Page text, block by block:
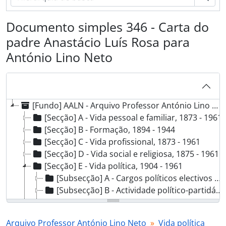
Documento simples 346 - Carta do
padre Anastácio Luís Rosa para
António Lino Neto
[Fundo] AALN - Arquivo Professor António Lino Neto, 1873 - 1961
[Secção] A - Vida pessoal e familiar, 1873 - 1961
[Secção] B - Formação, 1894 - 1944
[Secção] C - Vida profissional, 1873 - 1961
[Secção] D - Vida social e religiosa, 1875 - 1961
[Secção] E - Vida política, 1904 - 1961
[Subsecção] A - Cargos políticos electivos e de nomeação, 1904 - 1951
[Subsecção] B - Actividade político-partidária - Partido Progressista, [1908?]
[Subsecção] C - Actividade político-partidária - Centro Católico Português, 1918 - 1961
Arquivo Professor António Lino Neto
Vida política